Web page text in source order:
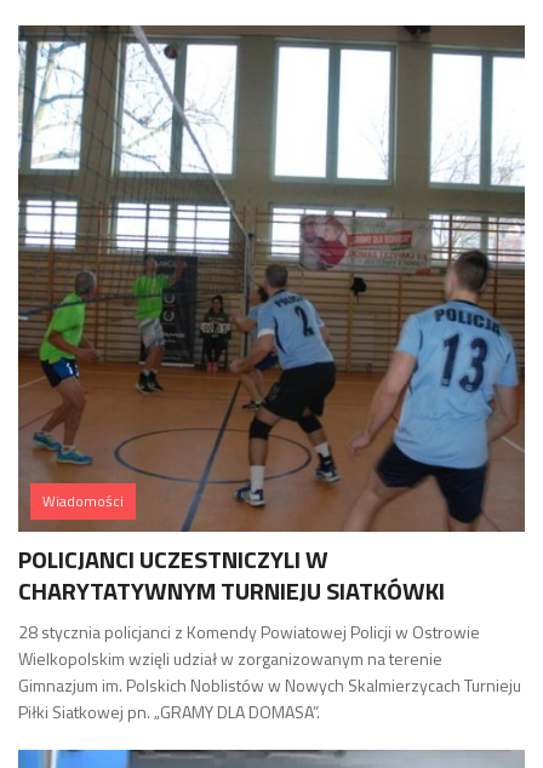
Wiadomości
POLICJANCI UCZESTNICZYLI W
CHARYTATYWNYM TURNIEJU SIATKÓWKI
28 stycznia policjanci z Komendy Powiatowej Policji w Ostrowie
Wielkopolskim wzięli udział w zorganizowanym na terenie
Gimnazjum im. Polskich Noblistów w Nowych Skalmierzycach Turnieju
Piłki Siatkowej pn. „GRAMY DLA DOMASA”.